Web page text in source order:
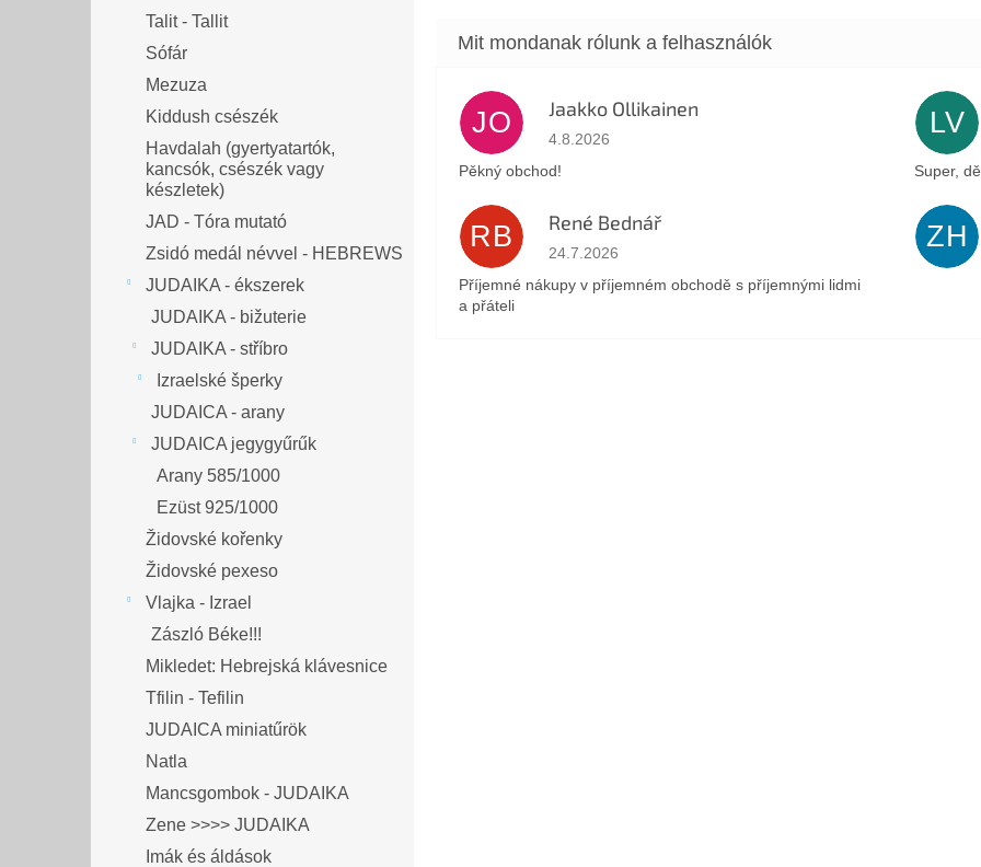
Talit - Tallit
Sófár
Mezuza
Kiddush csészék
Havdalah (gyertyatartók,
kancsók, csészék vagy
készletek)
JAD - Tóra mutató
Zsidó medál névvel - HEBREWS
JUDAIKA - ékszerek
JUDAIKA - bižuterie
JUDAIKA - stříbro
Izraelské šperky
JUDAICA - arany
JUDAICA jegygyűrűk
Arany 585/1000
Ezüst 925/1000
Židovské kořenky
Židovské pexeso
Vlajka - Izrael
Zászló Béke!!!
Mikledet: Hebrejská klávesnice
Tfilin - Tefilin
JUDAICA miniatűrök
Natla
Mancsgombok - JUDAIKA
Zene >>>> JUDAIKA
Imák és áldások
JO Jaakko Ollikainen
Az áruház értékelése 5-ből 5 csillag.
4.8.2026
Pěkný obchod!
LV
Super,
RB René Bednář
Az áruház értékelése 5-ből 5 csillag.
24.7.2026
Příjemné nákupy v příjemném obchodě s příjemnými lidmi
a přáteli
ZH